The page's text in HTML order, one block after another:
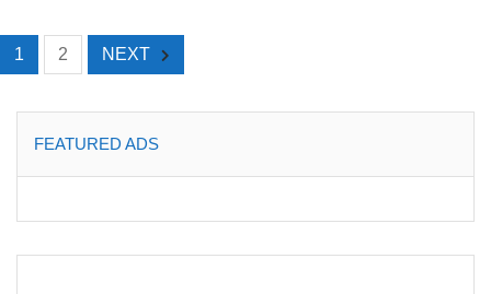
1 2 NEXT
FEATURED ADS